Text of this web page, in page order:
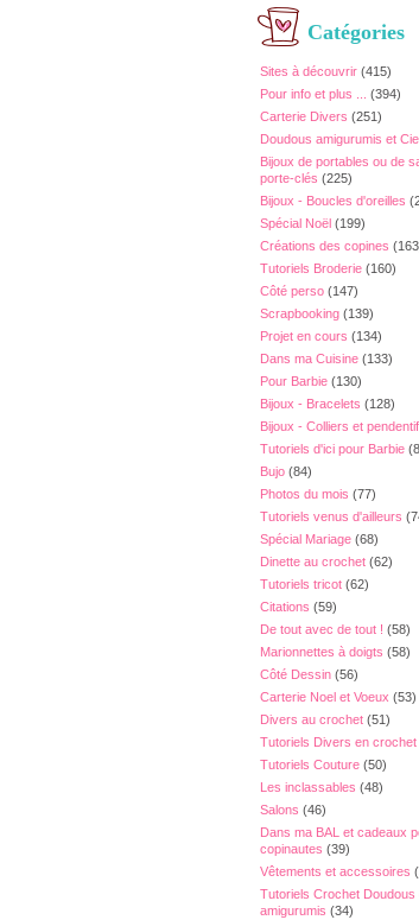
Catégories
Sites à découvrir (415)
Pour info et plus ...
(394)
Carterie Divers (251)
Doudous amigurumis et Cie
Bijoux de portables ou de
porte-clés (225)
Bijoux - Boucles d'oreilles
Spécial Noël (199)
Créations des copines
Tutoriels Broderie (160)
Côté perso (147)
Scrapbooking (139)
Projet en cours (134)
Dans ma Cuisine (133)
Pour Barbie (130)
Bijoux - Bracelets (128)
Bijoux - Colliers et
Tutoriels d'ici pour Barbie
Bujo (84)
Photos du mois (77)
Tutoriels venus d'ailleurs
Spécial Mariage (68)
Dinette au crochet (62)
Tutoriels tricot (62)
Citations (59)
De tout avec de tout ! (58)
Marionnettes à doigts (58)
Côté Dessin (56)
Carterie Noel et Voeux (53)
Divers au crochet (51)
Tutoriels Divers en crochet
Tutoriels Couture (50)
Les inclassables (48)
Salons (46)
Dans ma BAL et cadeaux
copinautes (39)
Vêtements et accessoires
Tutoriels Crochet Doudous
amigurumis (34)